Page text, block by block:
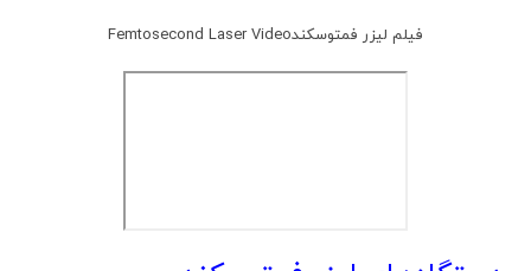
فیلم لیزر فمتوسکندFemtosecond Laser Video